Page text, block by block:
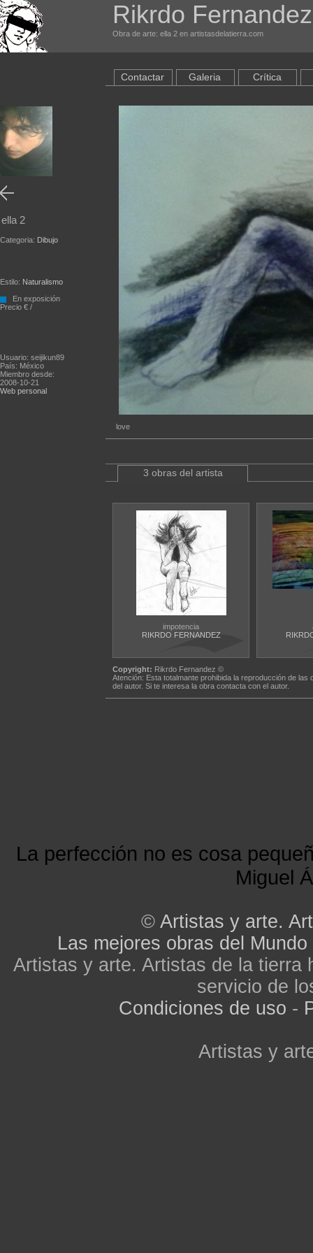
Rikrdo Fernandez
Obra de arte: ella 2 en artistasdelatierra.com
ella 2
Categoria: Dibujo
Estilo: Naturalismo
En exposición
Precio € /
Usuario: seijikun89
País: México
Miembro desde:
2008-10-21
Web personal
Contactar Galeria Crítica
love
3 obras del artista
impotencia
RIKRDO FERNANDEZ
Copyright: Rikrdo Fernandez ©
Atención: Esta totalmante prohibida la reproducción de
del autor. Si te interesa la obra contacta con el autor.
La perfección no es cosa
Miguel
© Artistas y arte.
Las mejores obras del Mundo
Artistas y arte. Artistas de la tierra
servicio de
Condiciones de uso -
Artistas y